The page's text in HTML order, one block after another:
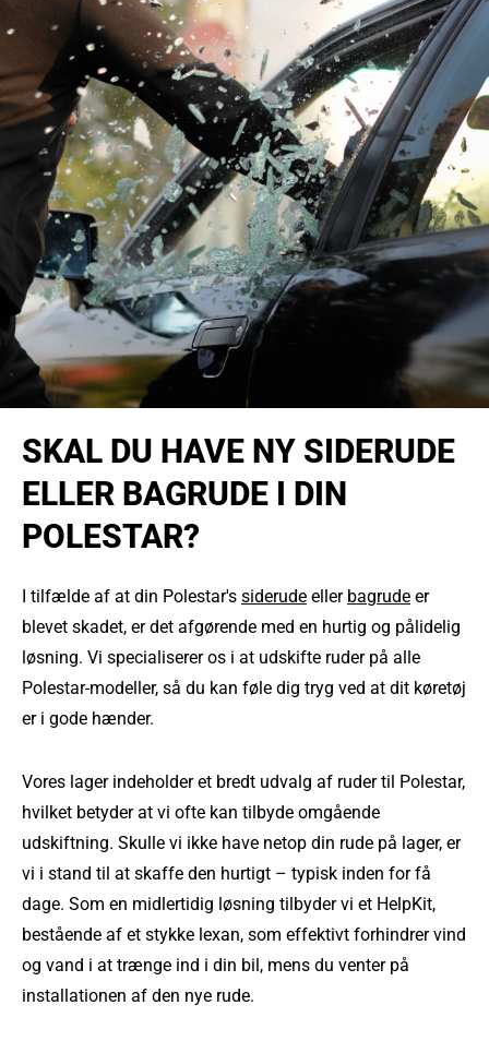
SKAL DU HAVE NY SIDERUDE
ELLER BAGRUDE I DIN
POLESTAR?
I tilfælde af at din Polestar's siderude eller bagrude er
blevet skadet, er det afgørende med en hurtig og pålidelig
løsning. Vi specialiserer os i at udskifte ruder på alle
Polestar-modeller, så du kan føle dig tryg ved at dit køretøj
er i gode hænder.
Vores lager indeholder et bredt udvalg af ruder til Polestar,
hvilket betyder at vi ofte kan tilbyde omgående
udskiftning. Skulle vi ikke have netop din rude på lager, er
vi i stand til at skaffe den hurtigt – typisk inden for få
dage. Som en midlertidig løsning tilbyder vi et HelpKit,
bestående af et stykke lexan, som effektivt forhindrer vind
og vand i at trænge ind i din bil, mens du venter på
installationen af den nye rude.